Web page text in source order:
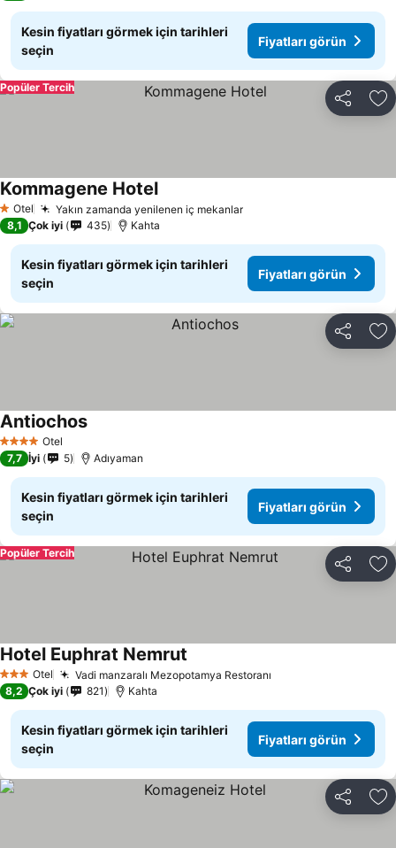
Kesin fiyatları görmek için tarihleri
seçin
Fiyatları görün
Paylaş
Popüler Tercih
1 Yıldız
Otel Yakın zamanda yenilenen iç mekanlarFiyatları görün
Kommagene HotelFiyatları görün
8,1 Çok iyi 435 Kahta
Kesin fiyatları görmek için tarihleri
seçin
Fiyatları görün
Paylaş
4 Yıldız Otel
AntiochosFiyatları görün
7,7 İyi 5 Adıyaman
Kesin fiyatları görmek için tarihleri
seçin
Fiyatları görün
Paylaş
Popüler Tercih
3 YıldızOtel Vadi manzaralı Mezopotamya Restoranı
Hotel Euphrat Nemrut
8,2 Çok iyi 821 Kahta
Kesin fiyatları görmek için tarihleri
seçin
Fiyatları görün
Paylaş